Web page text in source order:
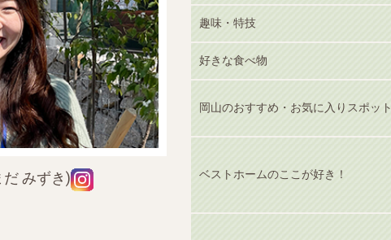
みずき)
趣味・特技
好きな食べ物
岡山のおすすめ・お気に入りスポット
ベストホームのここが好き！